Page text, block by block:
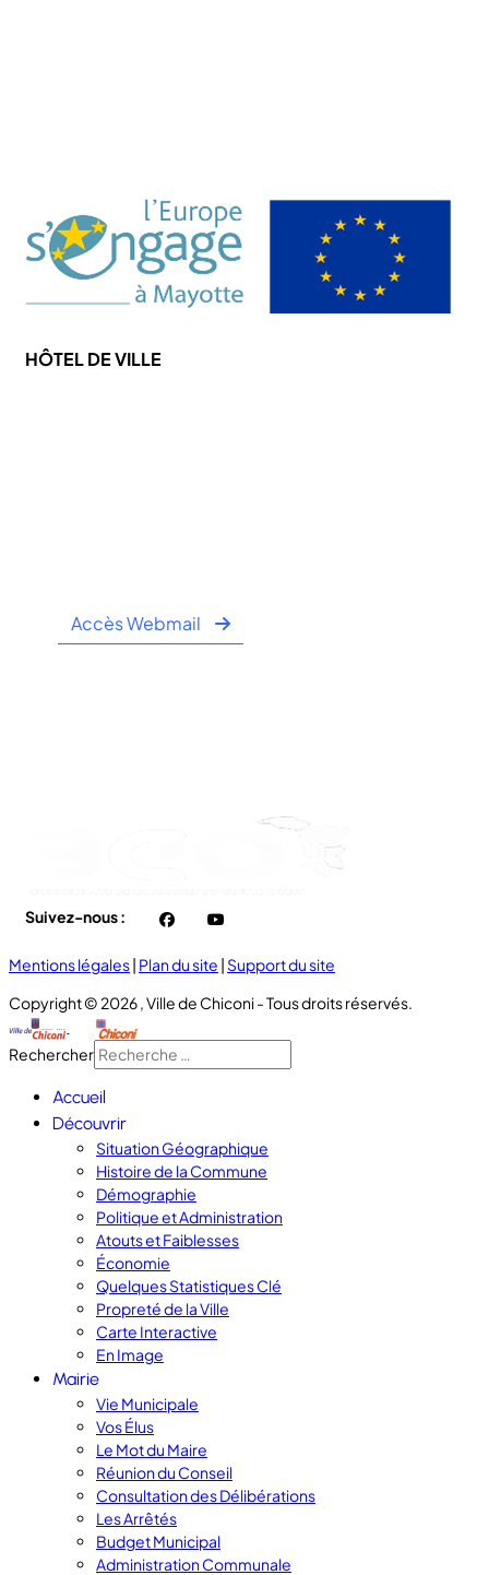
HÔTEL DE VILLE
Accès Webmail
Suivez-nous : facebook
You
Mentions légales | Plan du site | Support du site
Copyright © 2026 , Ville de Chiconi - Tous droits réservés.
Rechercher
Accueil
Découvrir
Situation Géographique
Histoire de la Commune
Démographie
Politique et Administration
Atouts et Faiblesses
Économie
Quelques Statistiques Clé
Propreté de la Ville
Carte Interactive
En Image
Mairie
Vie Municipale
Vos Élus
Le Mot du Maire
Réunion du Conseil
Consultation des Délibérations
Les Arrêtés
Budget Municipal
Administration Communale